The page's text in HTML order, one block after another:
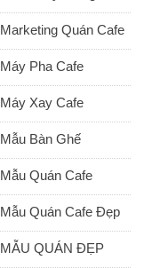
Marketing Quán Cafe
Máy Pha Cafe
Máy Xay Cafe
Mẫu Bàn Ghế
Mẫu Quán Cafe
Mẫu Quán Cafe Đẹp
MẪU QUÁN ĐẸP